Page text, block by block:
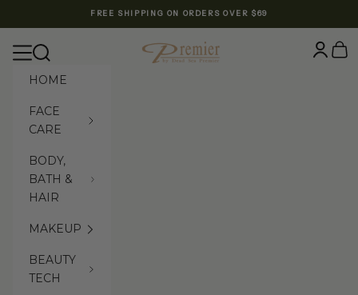
FREE SHIPPING ON ORDERS OVER $69
Premier Dead Sea International Website
Navigation menu
Search Login
Cart
HOME
FACE
CARE
BODY,
BATH &
HAIR
MAKEUP
BEAUTY
TECH